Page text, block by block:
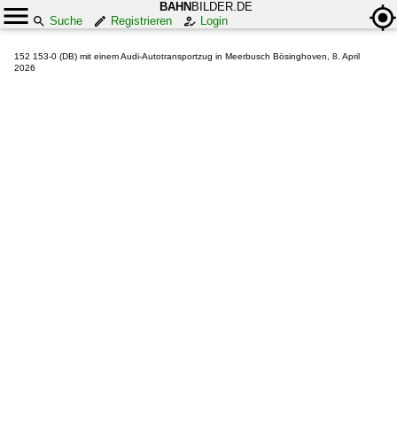
BAHN BILDER.DE
Suche
Registrieren Login
152 153-0 (DB) mit einem Audi-Autotransportzug in Meerbusch Bösinghoven, 8. April
2026